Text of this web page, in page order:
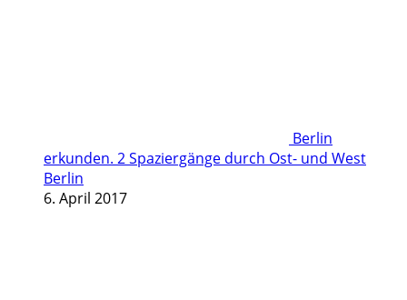
Berlin
erkunden. 2 Spaziergänge durch Ost- und West
Berlin
6. April 2017